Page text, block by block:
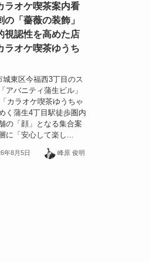
ラオケ喫茶案内看
「薔薇の装飾」
視認性を高めた店
ラオケ喫茶ゆうち
東区今福西3丁目のス
アバニティ蒲生ビル」
カラオケ喫茶ゆうちゃ
く蒲生4丁目駅徒歩圏内
の「顔」となる集合案
に「安心して楽し...
年8月5日 峰原 俊明